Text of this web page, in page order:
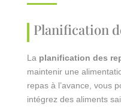
Planification
La planification des
maintenir une
repas à l’avance, vous
intégrez des aliments